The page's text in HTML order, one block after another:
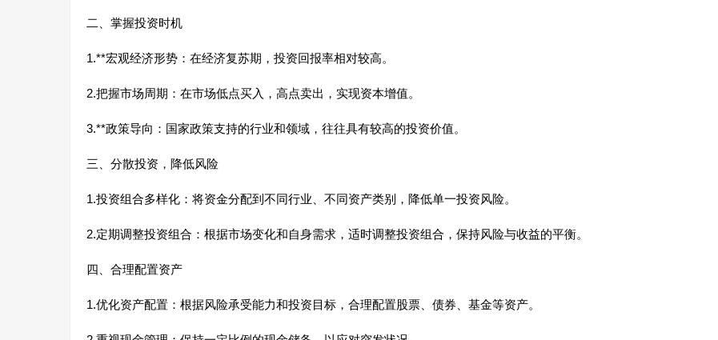
二、掌握投资时机
1.**宏观经济形势：在经济复苏期，投资回报率相对较高。
2.把握市场周期：在市场低点买入，高点卖出，实现资本增值。
3.**政策导向：国家政策支持的行业和领域，往往具有较高的投资价值。
三、分散投资，降低风险
1.投资组合多样化：将资金分配到不同行业、不同资产类别，降低单一投资风险。
2.定期调整投资组合：根据市场变化和自身需求，适时调整投资组合，保持风险与收益的平衡。
四、合理配置资产
1.优化资产配置：根据风险承受能力和投资目标，合理配置股票、债券、基金等资产。